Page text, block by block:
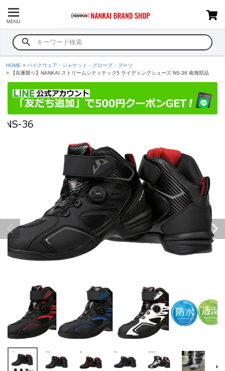
MENU
HOME
バイクウェア・ジャケット・グローブ・ブーツ
【在庫限り】NANKAI ストリームシティテック5 ライディングシューズ NS-36 南海部品